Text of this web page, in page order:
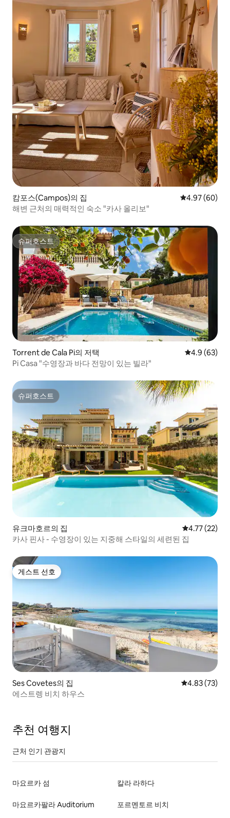
캄포스(Campos)의 집 평점 4.97점(5
4.97 (60)
해변 근처의 매력적인 숙소 "카사 올리보"
슈퍼호스트
슈퍼호스트
Torrent de Cala Pi의 저택 평점 4.9점(5
4.9 (63)
Pi Casa "수영장과 바다 전망이 있는 빌라"
슈퍼호스트
슈퍼호스트
유크마호르의 집 평점 4.77점
4.77 (22)
카사 핀사 - 수영장이 있는 지중해 스타일의 세련된 집
게스트 선호
게스트 선호
Ses Covetes의 집 평점 4.83점(5
4.83 (73)
에스트렝 비치 하우스
추천 여행지
근처 인기 관광지
마요르카 섬 칼라 라하다
마요르카팔라 Auditorium 포르멘토르 비치